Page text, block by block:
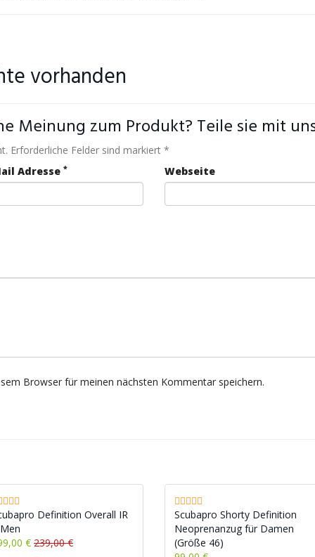
vorhanden
Meinung zum Produkt? Teile sie mit
Erforderliche Felder sind markiert *
Adresse * Webseite
Browser für meinen nächsten Kommentar speichern.
Definition Overall IR
€ 239,00 €
Scubapro Shorty Definition
Neoprenanzug für Damen
(Größe 46)